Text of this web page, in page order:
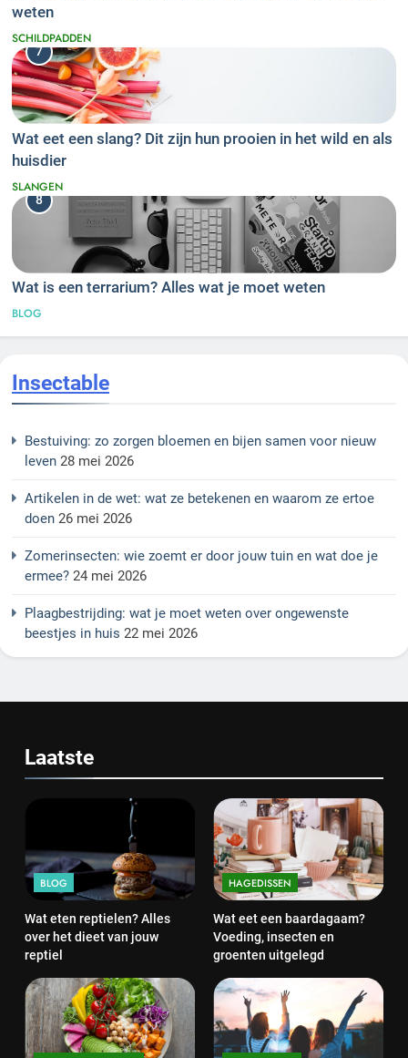
weten
SCHILDPADDEN
7
Wat eet een slang? Dit zijn hun prooien in het wild en als
huisdier
SLANGEN
8
Wat is een terrarium? Alles wat je moet weten
BLOG
Insectable
Bestuiving: zo zorgen bloemen en bijen samen voor nieuw
leven 28 mei 2026
Artikelen in de wet: wat ze betekenen en waarom ze ertoe
doen 26 mei 2026
Zomerinsecten: wie zoemt er door jouw tuin en wat doe je
ermee? 24 mei 2026
Plaagbestrijding: wat je moet weten over ongewenste
beestjes in huis 22 mei 2026
Laatste
BLOG
Wat eten reptielen? Alles
over het dieet van jouw
reptiel
HAGEDISSEN
Wat eet een baardagaam?
Voeding, insecten en
groenten uitgelegd